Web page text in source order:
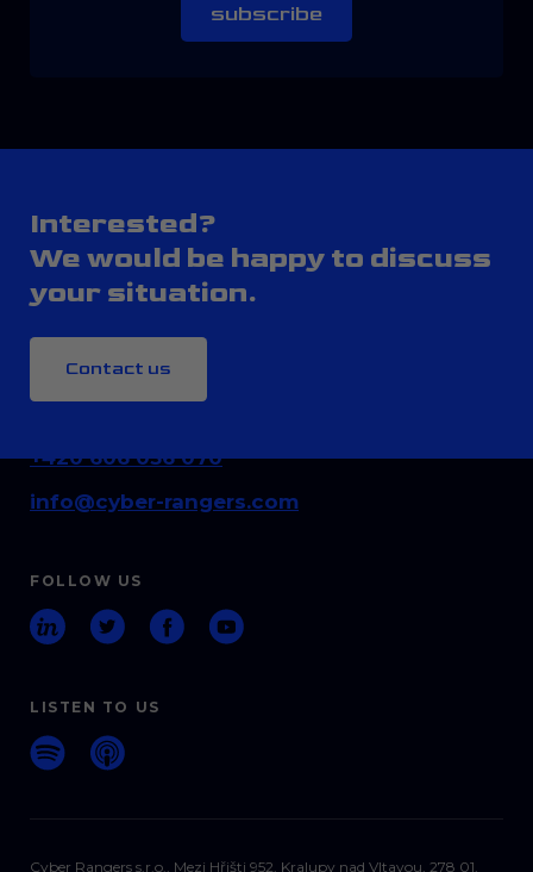
subscribe
Interested?
We would be happy to discuss
your situation.
Contact us
+420 606 036 070
info@cyber-rangers.com
FOLLOW US
LISTEN TO US
Cyber Rangers s.r.o., Mezi Hřišti 952, Kralupy nad Vltavou, 278 01,